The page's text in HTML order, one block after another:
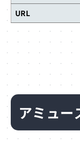
URL
アミュー